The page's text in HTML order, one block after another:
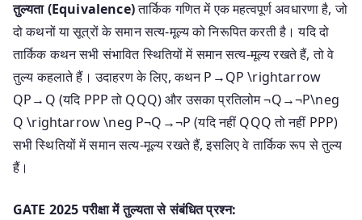
तुल्यता (Equivalence)तार्किक गणित में एक महत्वपूर्ण अवधारणा है, जो
दो कथनों या सूत्रों के समान सत्य-मूल्य को निरूपित करती है। यदि दो
तार्किक कथन सभी संभावित स्थितियों में समान सत्य-मूल्य रखते हैं, तो वे
तुल्य कहलाते हैं। उदाहरण के लिए, कथनP→QP \rightarrow
QP→ Q (यदि PPPतो QQQ) और उसका प्रतिलोम¬Q→¬P\neg
Q \rightarrow \neg P¬Q →¬P (यदि नहींQQQतो नहीं PPP)
सभी स्थितियों में समान सत्य-मूल्य रखते हैं, इसलिए वे तार्किक रूप से तुल्य
हैं।
GATE 2025 परीक्षा में तुल्यता से संबंधित प्रश्न: